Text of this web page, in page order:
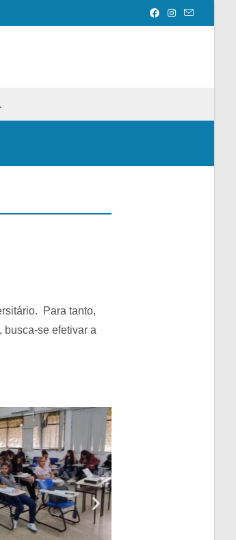
Para tanto,
busca-se efetivar a